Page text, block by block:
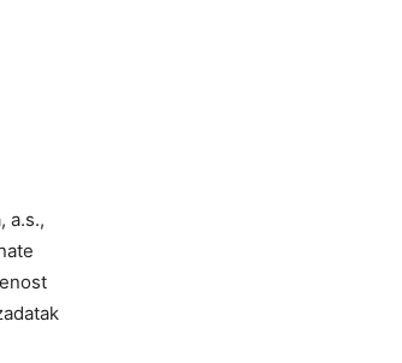
a.s.,